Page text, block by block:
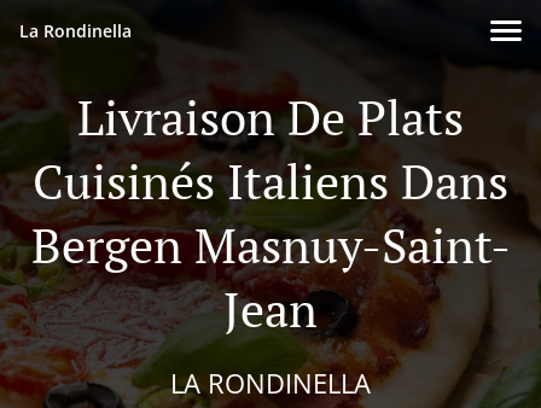
La Rondinella
Livraison De Plats
Cuisinés Italiens Dans
Bergen Masnuy-Saint-
Jean
LA RONDINELLA